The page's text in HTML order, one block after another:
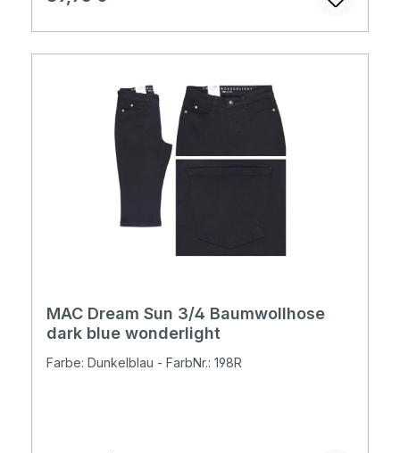
MAC Dream Sun 3/4 Baumwollhose
dark blue wonderlight
Farbe: Dunkelblau - FarbNr.: 198R